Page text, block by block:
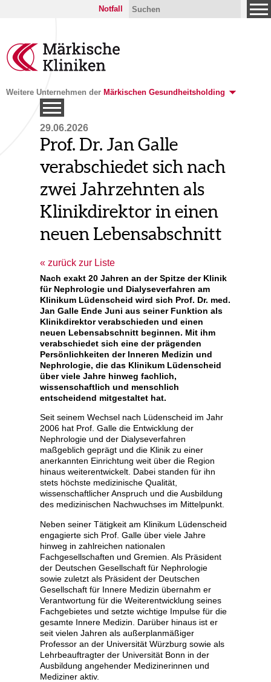
Notfall
Weitere Unternehmen der Märkischen Gesundheitsholding
29.06.2026
Prof. Dr. Jan Galle
verabschiedet sich nach
zwei Jahrzehnten als
Klinikdirektor in einen
neuen Lebensabschnitt
zurück zur Liste
Nach exakt 20 Jahren an der Spitze der Klinik
für Nephrologie und Dialyseverfahren am
Klinikum Lüdenscheid wird sich Prof. Dr. med.
Jan Galle Ende Juni aus seiner Funktion als
Klinikdirektor verabschieden und einen
neuen Lebensabschnitt beginnen. Mit ihm
verabschiedet sich eine der prägenden
Persönlichkeiten der Inneren Medizin und
Nephrologie, die das Klinikum Lüdenscheid
über viele Jahre hinweg fachlich,
wissenschaftlich und menschlich
entscheidend mitgestaltet hat.
Seit seinem Wechsel nach Lüdenscheid im Jahr
2006 hat Prof. Galle die Entwicklung der
Nephrologie und der Dialyseverfahren
maßgeblich geprägt und die Klinik zu einer
anerkannten Einrichtung weit über die Region
hinaus weiterentwickelt. Dabei standen für ihn
stets höchste medizinische Qualität,
wissenschaftlicher Anspruch und die Ausbildung
des medizinischen Nachwuchses im Mittelpunkt.
Neben seiner Tätigkeit am Klinikum Lüdenscheid
engagierte sich Prof. Galle über viele Jahre
hinweg in zahlreichen nationalen
Fachgesellschaften und Gremien. Als Präsident
der Deutschen Gesellschaft für Nephrologie
sowie zuletzt als Präsident der Deutschen
Gesellschaft für Innere Medizin übernahm er
Verantwortung für die Weiterentwicklung seines
Fachgebietes und setzte wichtige Impulse für die
gesamte Innere Medizin. Darüber hinaus ist er
seit vielen Jahren als außerplanmäßiger
Professor an der Universität Würzburg sowie als
Lehrbeauftragter der Universität Bonn in der
Ausbildung angehender Medizinerinnen und
Mediziner aktiv.